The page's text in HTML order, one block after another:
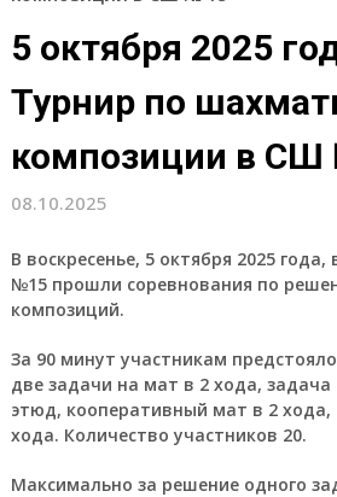
5 октября 2025
Турнир по
композиции в
08.10.2025
В воскресенье, 5 октября 2025
№15 прошли соревнования по
композиций.
За 90 минут участникам
две задачи на мат в 2 хода,
этюд, кооперативный мат в 2
хода. Количество участников 20.
Максимально за решение одного